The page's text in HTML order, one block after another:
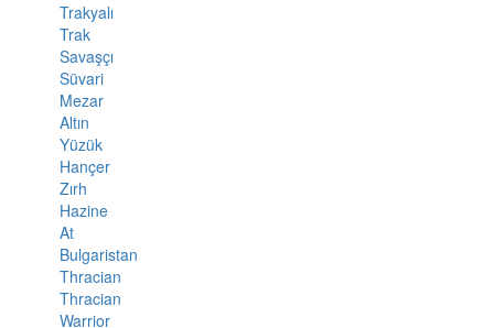
Trakyalı
Trak
Savaşçı
Süvari
Mezar
Altın
Yüzük
Hançer
Zırh
Hazine
At
Bulgaristan
Thracian
Thracian
Warrior